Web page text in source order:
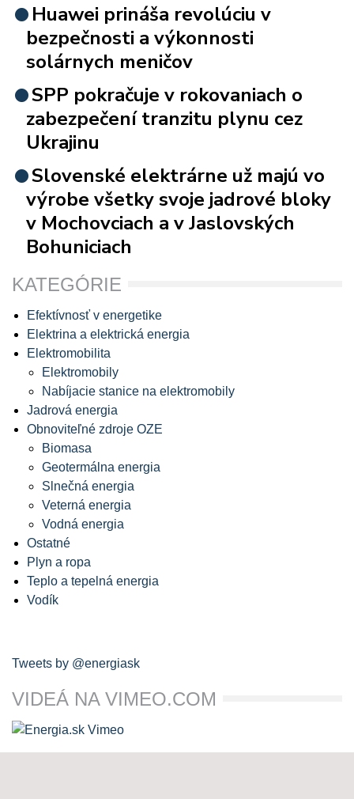
Huawei prináša revolúciu v
bezpečnosti a výkonnosti
solárnych meničov
SPP pokračuje v rokovaniach o
zabezpečení tranzitu plynu cez
Ukrajinu
Slovenské elektrárne už majú vo
výrobe všetky svoje jadrové bloky
v Mochovciach a v Jaslovských
Bohuniciach
KATEGÓRIE
Efektívnosť v energetike
Elektrina a elektrická energia
Elektromobilita
Elektromobily
Nabíjacie stanice na elektromobily
Jadrová energia
Obnoviteľné zdroje OZE
Biomasa
Geotermálna energia
Slnečná energia
Veterná energia
Vodná energia
Ostatné
Plyn a ropa
Teplo a tepelná energia
Vodík
Tweets by @energiask
VIDEÁ NA VIMEO.COM